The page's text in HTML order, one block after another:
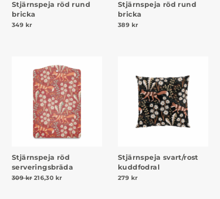
Stjärnspeja röd rund
bricka
349 kr
Stjärnspeja röd rund
bricka
389 kr
Stjärnspeja röd
serveringsbräda
309kr Det ursprungliga priset var: 309 kr.
216,30 krDet nuvarande priset är: 216,30 kr.
Stjärnspeja svart/rost
kuddfodral
279 kr